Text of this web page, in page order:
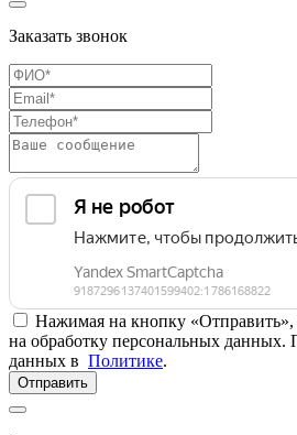
Заказать звонок
Нажимая на кнопку «Отправить»,
на обработку персональных данных.
данных в Политике.
Отправить